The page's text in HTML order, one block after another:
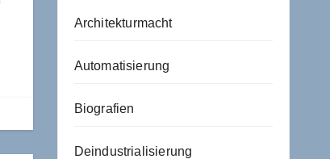
Architekturmacht
Automatisierung
Biografien
Deindustrialisierung